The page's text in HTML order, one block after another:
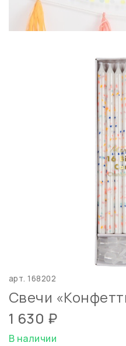
арт.168202
Свечи
1 630 ₽
В наличии